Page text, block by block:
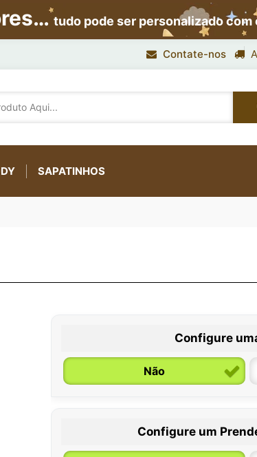
tudo pode ser personalizado com
Contate-nos
SAPATINHOS
Configure
Não
0 / 6 meses
Configure um